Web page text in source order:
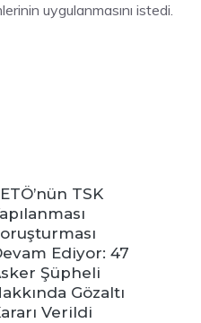
uygulanmasını istedi.
TSK
Ediyor: 47
Şüpheli
Gözaltı
Verildi